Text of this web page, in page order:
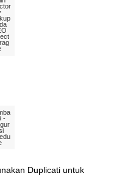
-
Duplicati untuk